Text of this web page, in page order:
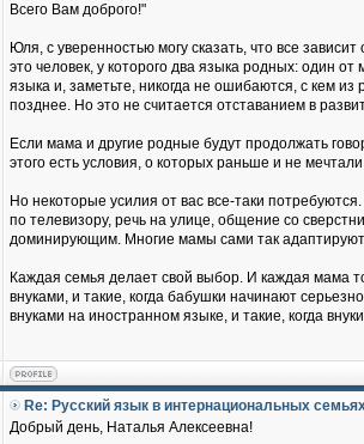
Всего Вам доброго!"
Юля, с уверенностью могу сказать, что все
это человек, у которого два языка родных: один
языка и, заметьте, никогда не ошибаются, с кем из
позднее. Но это не считается отставанием в
Если мама и другие родные будут продолжать
этого есть условия, о которых раньше и не
Но некоторые усилия от вас все-таки
по телевизору, речь на улице, общение со
доминирующим. Многие мамы сами так
Каждая семья делает свой выбор. И каждая мама
внуками, и такие, когда бабушки начинают
внуками на иностранном языке, и такие, когда
Re: Русский язык в интернациональных
Добрый день, Наталья Алексеевна!